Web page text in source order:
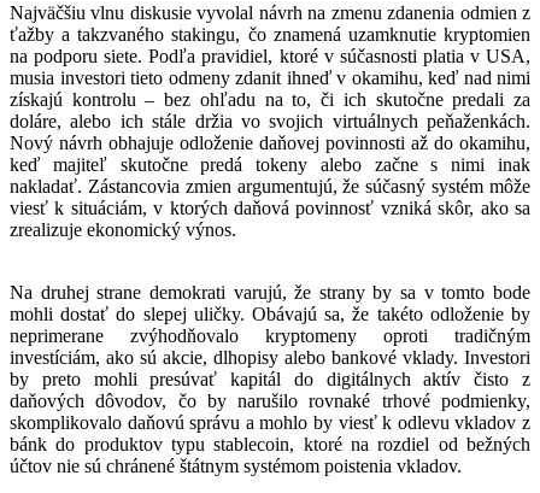
Najväčšiu vlnu diskusie vyvolal návrh na zmenu zdanenia odmien z
ťažby a takzvaného stakingu, čo znamená uzamknutie kryptomien
na podporu siete. Podľa pravidiel, ktoré v súčasnosti platia v USA,
musia investori tieto odmeny zdanit ihneď v okamihu, keď nad nimi
získajú kontrolu – bez ohľadu na to, či ich skutočne predali za
doláre, alebo ich stále držia vo svojich virtuálnych peňaženkách.
Nový návrh obhajuje odloženie daňovej povinnosti až do okamihu,
keď majiteľ skutočne predá tokeny alebo začne s nimi inak
nakladať. Zástancovia zmien argumentujú, že súčasný systém môže
viesť k situáciám, v ktorých daňová povinnosť vzniká skôr, ako sa
zrealizuje ekonomický výnos.
Na druhej strane demokrati varujú, že strany by sa v tomto bode
mohli dostať do slepej uličky. Obávajú sa, že takéto odloženie by
neprimerane zvýhodňovalo kryptomeny oproti tradičným
investíciám, ako sú akcie, dlhopisy alebo bankové vklady. Investori
by preto mohli presúvať kapitál do digitálnych aktív čisto z
daňových dôvodov, čo by narušilo rovnaké trhové podmienky,
skomplikovalo daňovú správu a mohlo by viesť k odlevu vkladov z
bánk do produktov typu stablecoin, ktoré na rozdiel od bežných
účtov nie sú chránené štátnym systémom poistenia vkladov.